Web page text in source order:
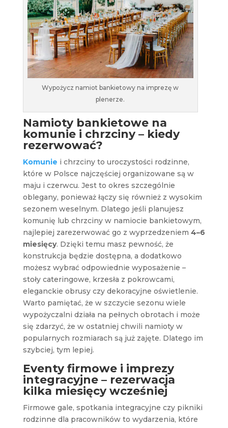
Wypożycz namiot bankietowy na imprezę w
plenerze.
Namioty bankietowe na
komunie i chrzciny – kiedy
rezerwować?
Komunie i chrzciny to uroczystości rodzinne,
które w Polsce najczęściej organizowane są w
maju i czerwcu. Jest to okres szczególnie
oblegany, ponieważ łączy się również z wysokim
sezonem weselnym. Dlatego jeśli planujesz
komunię lub chrzciny w namiocie bankietowym,
najlepiej zarezerwować go z wyprzedzeniem 4–6
miesięcy. Dzięki temu masz pewność, że
konstrukcja będzie dostępna, a dodatkowo
możesz wybrać odpowiednie wyposażenie –
stoły cateringowe, krzesła z pokrowcami,
eleganckie obrusy czy dekoracyjne oświetlenie.
Warto pamiętać, że w szczycie sezonu wiele
wypożyczalni działa na pełnych obrotach i może
się zdarzyć, że w ostatniej chwili namioty w
popularnych rozmiarach są już zajęte. Dlatego im
szybciej, tym lepiej.
Eventy firmowe i imprezy
integracyjne – rezerwacja
kilka miesięcy wcześniej
Firmowe gale, spotkania integracyjne czy pikniki
rodzinne dla pracowników to wydarzenia, które